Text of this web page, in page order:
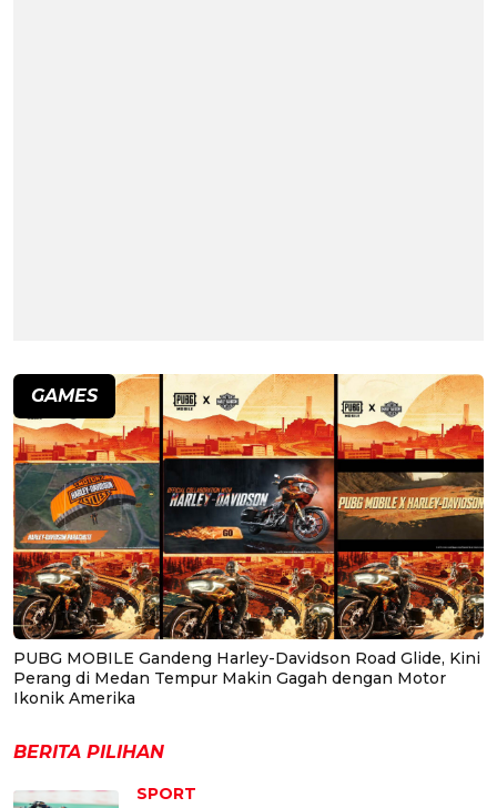
GAMES
PUBG MOBILE Gandeng Harley-Davidson Road Glide, Kini
Perang di Medan Tempur Makin Gagah dengan Motor
Ikonik Amerika
BERITA PILIHAN
SPORT